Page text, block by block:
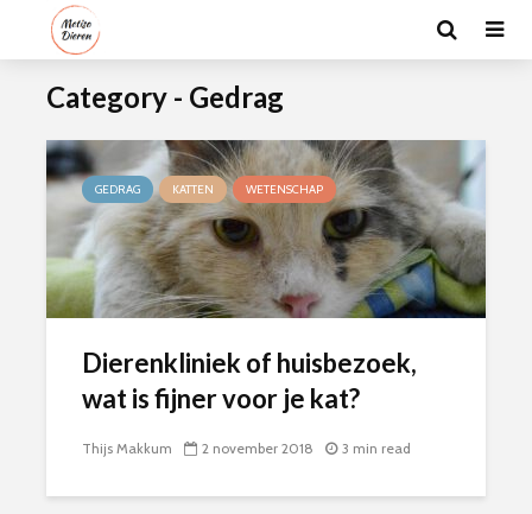
Category - Gedrag
GEDRAG KATTEN WETENSCHAP
Dierenkliniek of huisbezoek,
wat is fijner voor je kat?
Thijs Makkum 2 november 2018 3 min read